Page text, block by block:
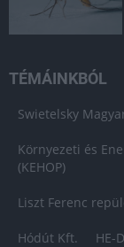
TÉMÁINKBÓL
Swietelsky
Környezeti és
(KEHOP)
Liszt Ferenc
Hódút Kft. HE-